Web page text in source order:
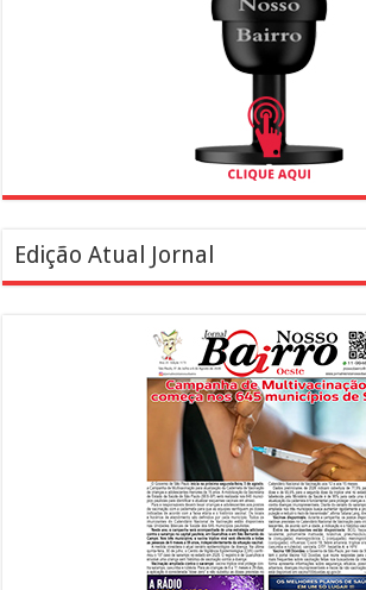
Edição Atual Jornal